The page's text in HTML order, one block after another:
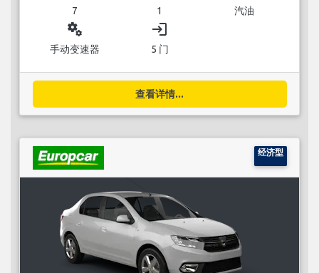
7 1 汽油
miscellaneous_services
手动变速器
login
5 门
查看详情...
经济型